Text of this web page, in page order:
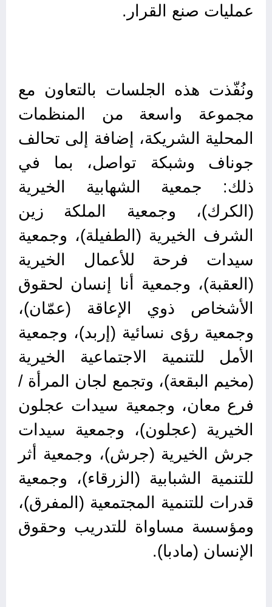
عمليات صنع القرار.
ونُفّذت هذه الجلسات بالتعاون مع
مجموعة واسعة من المنظمات
المحلية الشريكة، إضافة إلى تحالف
جوناف وشبكة تواصل، بما في
ذلك: جمعية الشهابية الخيرية
(الكرك)، وجمعية الملكة زين
الشرف الخيرية (الطفيلة)، وجمعية
سيدات فرحة للأعمال الخيرية
(العقبة)، وجمعية أنا إنسان لحقوق
الأشخاص ذوي الإعاقة (عمّان)،
وجمعية رؤى نسائية (إربد)، وجمعية
الأمل للتنمية الاجتماعية الخيرية
(مخيم البقعة)، وتجمع لجان المرأة /
فرع معان، وجمعية سيدات عجلون
الخيرية (عجلون)، وجمعية سيدات
جرش الخيرية (جرش)، وجمعية أثر
للتنمية الشبابية (الزرقاء)، وجمعية
قدرات للتنمية المجتمعية (المفرق)،
ومؤسسة مساواة للتدريب وحقوق
الإنسان (مادبا).